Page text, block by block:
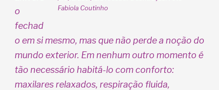
Fabiola Coutinho
o
fechad
o em si mesmo, mas que não perde a noção do
mundo exterior. Em nenhum outro momento é
tão necessário habitá-lo com conforto:
maxilares relaxados, respiração fluida,